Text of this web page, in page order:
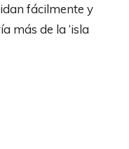
fácilmente y
más de la ‘isla